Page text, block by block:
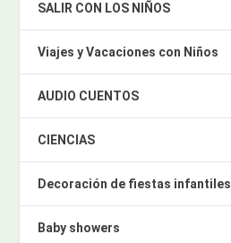
SALIR CON LOS NIÑOS
Viajes y Vacaciones con Niños
AUDIO CUENTOS
CIENCIAS
Decoración de fiestas infantiles
Baby showers